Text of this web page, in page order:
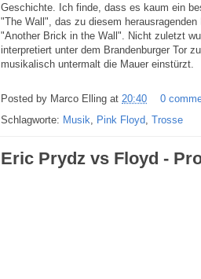
Geschichte. Ich finde, dass es kaum ein
"The Wall", das zu diesem
"Another Brick in the Wall". Nicht zuletzt
interpretiert unter dem Brandenburger Tor
musikalisch untermalt die Mauer einstürzt.
Posted by Marco Elling at 20:40
0
Schlagworte: Musik Pink Floyd Trosse
Eric Prydz vs Floyd -